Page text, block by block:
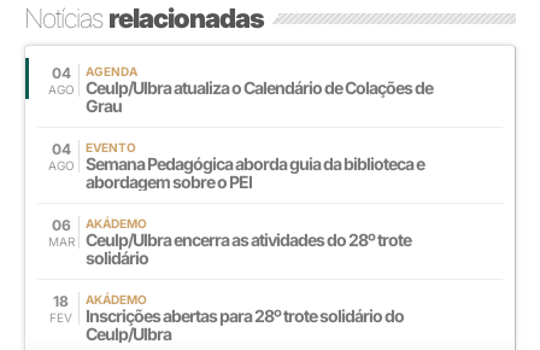
Notíciasrelacionadas
04
AGO
AGENDA
Ceulp/Ulbra atualiza o Calendário de Colações de
Grau
04
AGO
EVENTO
Semana Pedagógica aborda guia da biblioteca e
abordagem sobre o PEI
06
MAR
AKÁDEMO
Ceulp/Ulbra encerra as atividades do 28º trote
solidário
18
FEV
AKÁDEMO
Inscrições abertas para 28º trote solidário do
Ceulp/Ulbra